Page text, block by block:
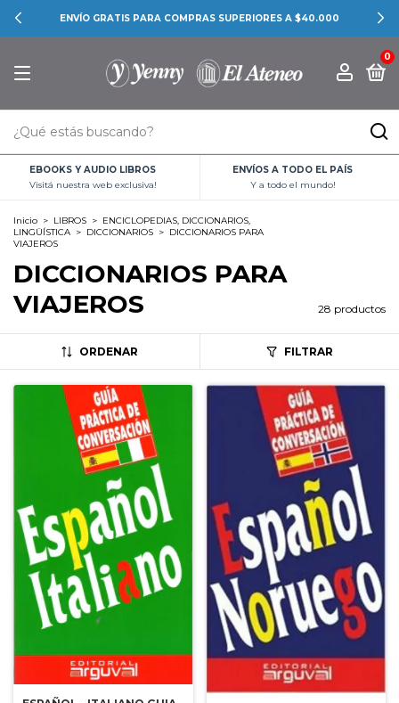
CONOCÉ LAS PROMOCIONES BANCARIAS
0
EBOOKS Y AUDIO LIBROS
Visitá nuestra web exclusiva!
ENVÍOS A TODO EL PAÍS
Y a todo el mundo!
Inicio > LIBROS > ENCICLOPEDIAS, DICCIONARIOS,
LINGÜÍSTICA > DICCIONARIOS > DICCIONARIOS PARA
VIAJEROS
DICCIONARIOS PARA
VIAJEROS
28 productos
ORDENAR FILTRAR